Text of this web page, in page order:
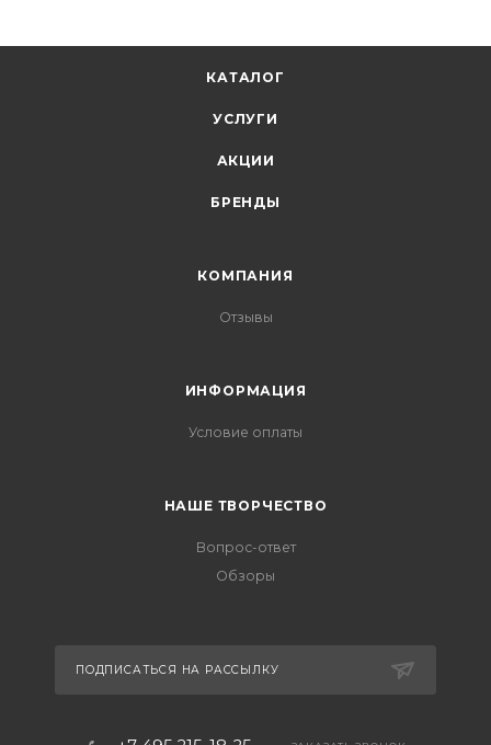
КАТАЛОГ
УСЛУГИ
АКЦИИ
БРЕНДЫ
КОМПАНИЯ
Отзывы
ИНФОРМАЦИЯ
Условие оплаты
НАШЕ ТВОРЧЕСТВО
Вопрос-ответ
Обзоры
ПОДПИСАТЬСЯ НА РАССЫЛКУ